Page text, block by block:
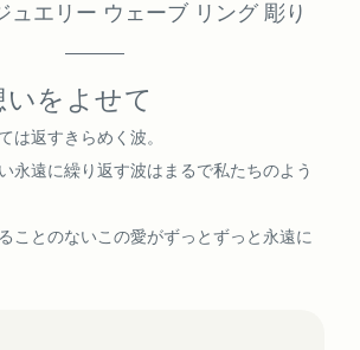
ュエリー ウェーブ リング 彫り
をよせて
は返すきらめく波。
永遠に繰り返す波はまるで私たちのよう
ことのないこの愛がずっとずっと永遠に